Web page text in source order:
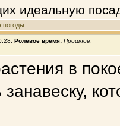
идеальную
погоды
Ролевое время: Прошлое.
в
занавеску,